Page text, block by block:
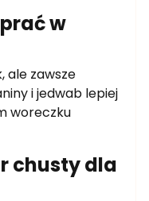
w
ale zawsze
i jedwab lepiej
woreczku
chusty dla